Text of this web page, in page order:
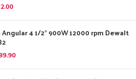
4 1/2″ 900W 12000 rpm Dewalt